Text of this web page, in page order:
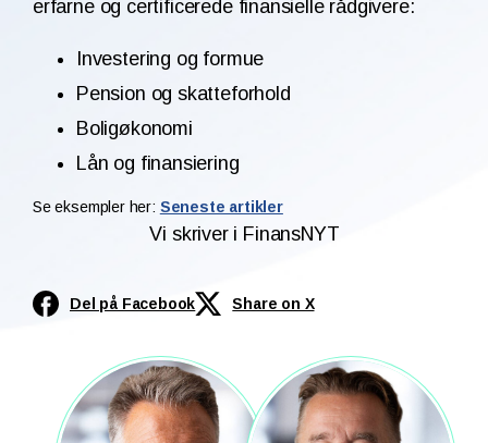
erfarne og certificerede finansielle rådgivere:
Investering og formue
Pension og skatteforhold
Boligøkonomi
Lån og finansiering
Se eksempler her: Seneste artikler
Vi skriver i FinansNYT
Del på Facebook Share on X